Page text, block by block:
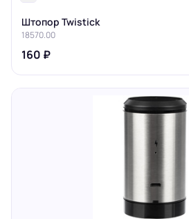
Штопор Twistick
18570.00
160 ₽